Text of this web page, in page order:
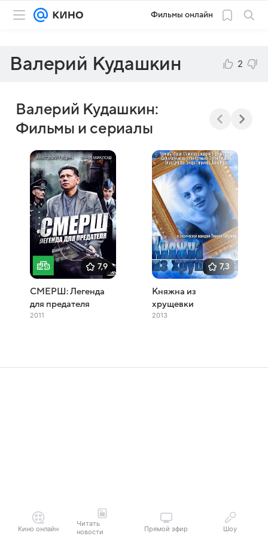
Фильмы онлайн
Валерий Кудашкин 2
Валерий Кудашкин:
Фильмы и сериалы
7,9
СМЕРШ: Легенда
для предателя
2011
7,3
Княжна из
хрущевки
2013
Кино онлайн
Читать
новости
Прямой эфир Шоу